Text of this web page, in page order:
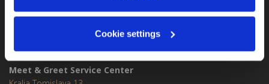
Cookie settings
IBAN: DE77120300001086011523
Meet & Greet Service Center